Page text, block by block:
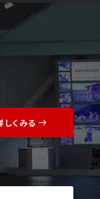
しくみる